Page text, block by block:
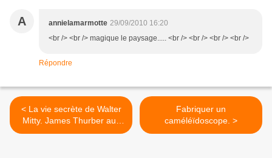
A annielamarmotte 29/09/2010 16:20
<br /> <br /> magique le paysage..... <br /> <br /> <br /> <br />
Répondre
< La vie secrète de Walter
Mitty. James Thurber aux
éditions Robert Laffont.
Fabriquer un
caméléïdoscope. >